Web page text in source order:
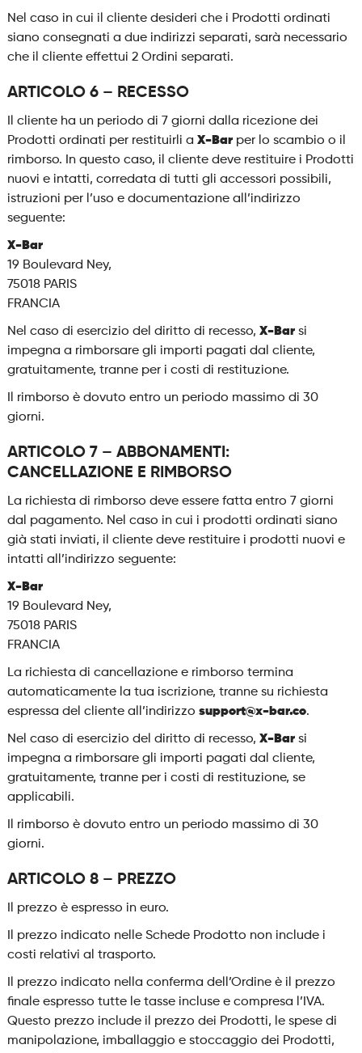
Nel caso in cui il cliente desideri che i Prodotti ordinati
siano consegnati a due indirizzi separati, sarà necessario
che il cliente effettui 2 Ordini separati.
ARTICOLO 6 – RECESSO
Il cliente ha un periodo di 7 giorni dalla ricezione dei
Prodotti ordinati per restituirli a X-Barper lo scambio o il
rimborso. In questo caso, il cliente deve restituire i Prodotti
nuovi e intatti, corredata di tutti gli accessori possibili,
istruzioni per l’uso e documentazione all’indirizzo
seguente:
X-Bar
19 Boulevard Ney,
75018 PARIS
FRANCIA
Nel caso di esercizio del diritto di recesso, X-Barsi
impegna a rimborsare gli importi pagati dal cliente,
gratuitamente, tranne per i costi di restituzione.
Il rimborso è dovuto entro un periodo massimo di 30
giorni.
ARTICOLO 7 – ABBONAMENTI:
CANCELLAZIONE E RIMBORSO
La richiesta di rimborso deve essere fatta entro 7 giorni
dal pagamento. Nel caso in cui i prodotti ordinati siano
già stati inviati, il cliente deve restituire i prodotti nuovi e
intatti all’indirizzo seguente:
X-Bar
19 Boulevard Ney,
75018 PARIS
FRANCIA
La richiesta di cancellazione e rimborso termina
automaticamente la tua iscrizione, tranne su richiesta
espressa del cliente all’indirizzo support@x-bar.co.
Nel caso di esercizio del diritto di recesso, X-Barsi
impegna a rimborsare gli importi pagati dal cliente,
gratuitamente, tranne per i costi di restituzione, se
applicabili.
Il rimborso è dovuto entro un periodo massimo di 30
giorni.
ARTICOLO 8 – PREZZO
Il prezzo è espresso in euro.
Il prezzo indicato nelle Schede Prodotto non include i
costi relativi al trasporto.
Il prezzo indicato nella conferma dell’Ordine è il prezzo
finale espresso tutte le tasse incluse e compresa l’IVA.
Questo prezzo include il prezzo dei Prodotti, le spese di
manipolazione, imballaggio e stoccaggio dei Prodotti,